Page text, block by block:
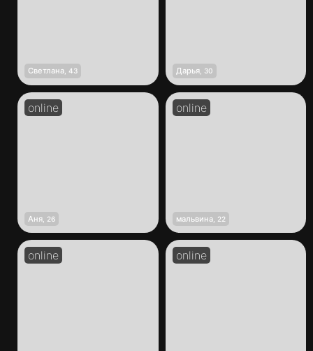
Светлана 43 Дарья, 30
Аня 26 мальвина, 22